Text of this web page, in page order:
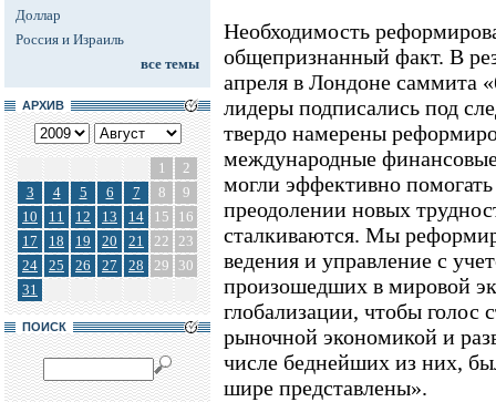
Доллар
Россия и Израиль
все темы
АРХИВ
1
2
3
4 5 6 7 8
9
10
11 12 13 14 15
16
17
18 19 20 21 22 23
24
25 26 27 28 29
30
31
ПОИСК
Необходимость
общепризнанный факт. В
апреля в Лондоне саммита
лидеры подписались под
твердо намерены
международные
могли эффективно
преодолении новых
сталкиваются. Мы
ведения и управление с
произошедших в мировой
глобализации, чтобы
рыночной экономикой и
числе беднейших из них,
шире представлены».